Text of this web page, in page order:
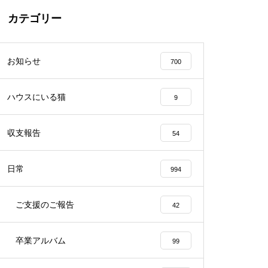
カテゴリー
お知らせ 700
ハウスにいる猫 9
収支報告 54
日常 994
ご支援のご報告 42
卒業アルバム 99